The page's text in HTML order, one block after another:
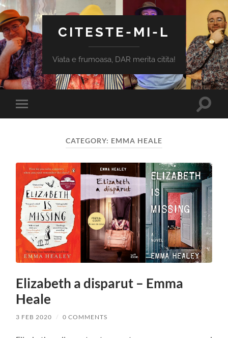
CITESTE-MI-L
Viata e frumoasa, DAR merita citita!
Toggle
mobile
Toggle
CATEGORY: EMMA HEALE
Elizabeth a disparut – Emma
Heale
3 FEB 2020 / 0 COMMENTS